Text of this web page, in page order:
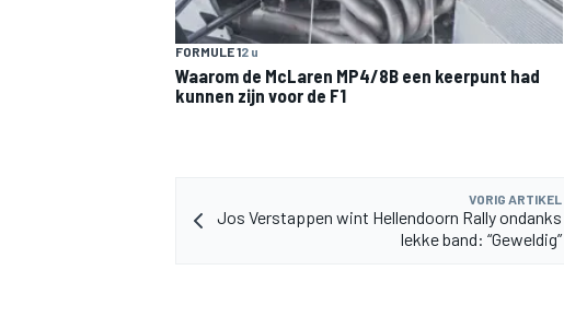
FORMULE 12 u
Waarom de McLaren MP4/8B een keerpunt had
kunnen zijn voor de F1
VORIG ARTIKEL
Jos Verstappen wint Hellendoorn Rally ondanks
lekke band: “Geweldig”